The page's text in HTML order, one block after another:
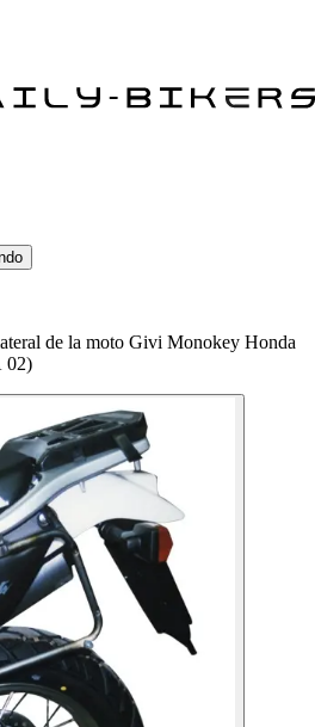
de la moto Givi Monokey Honda
02)